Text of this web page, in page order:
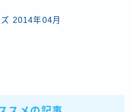
2014年04月